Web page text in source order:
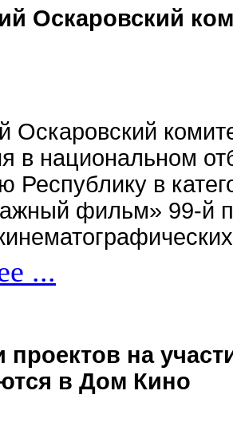
Оскаровский
Оскаровский
в национальном
Республику в
фильм» 99-й
...
проектов на
в Дом Кино